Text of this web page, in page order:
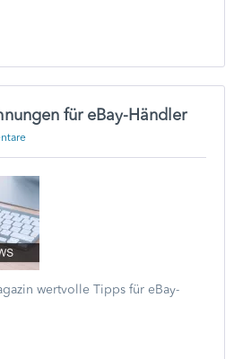
für eBay-Händler
wertvolle Tipps für eBay-